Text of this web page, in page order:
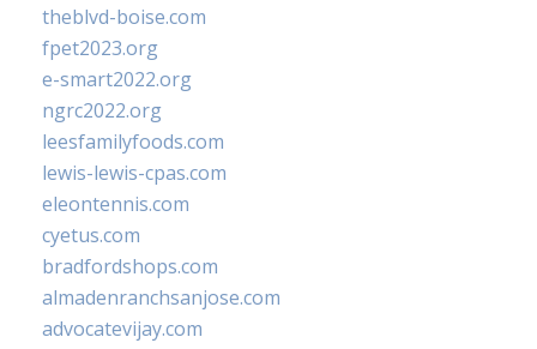
theblvd-boise.com
fpet2023.org
e-smart2022.org
ngrc2022.org
leesfamilyfoods.com
lewis-lewis-cpas.com
eleontennis.com
cyetus.com
bradfordshops.com
almadenranchsanjose.com
advocatevijay.com